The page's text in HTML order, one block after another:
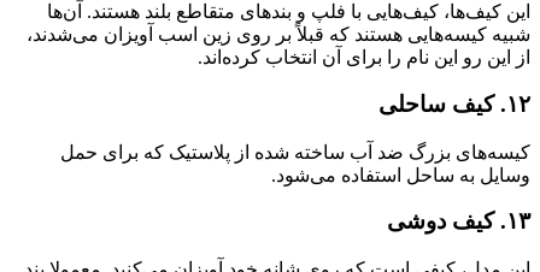
این کیف‌ها، کیف‌هایی با فلپ و بندهای متقاطع بلند هستند. آن‌ها
شبیه کیسه‌هایی هستند که قبلاً بر روی زین اسب آویزان می‌شدند،
از این رو این نام را برای آن انتخاب کرده‌اند.
۱۲. کیف‌ ساحلی
کیسه‌های بزرگ ضد آب ساخته شده از پلاستیک که برای حمل
وسایل به ساحل استفاده می‌شود.
۱۳. کیف‌ دوشی